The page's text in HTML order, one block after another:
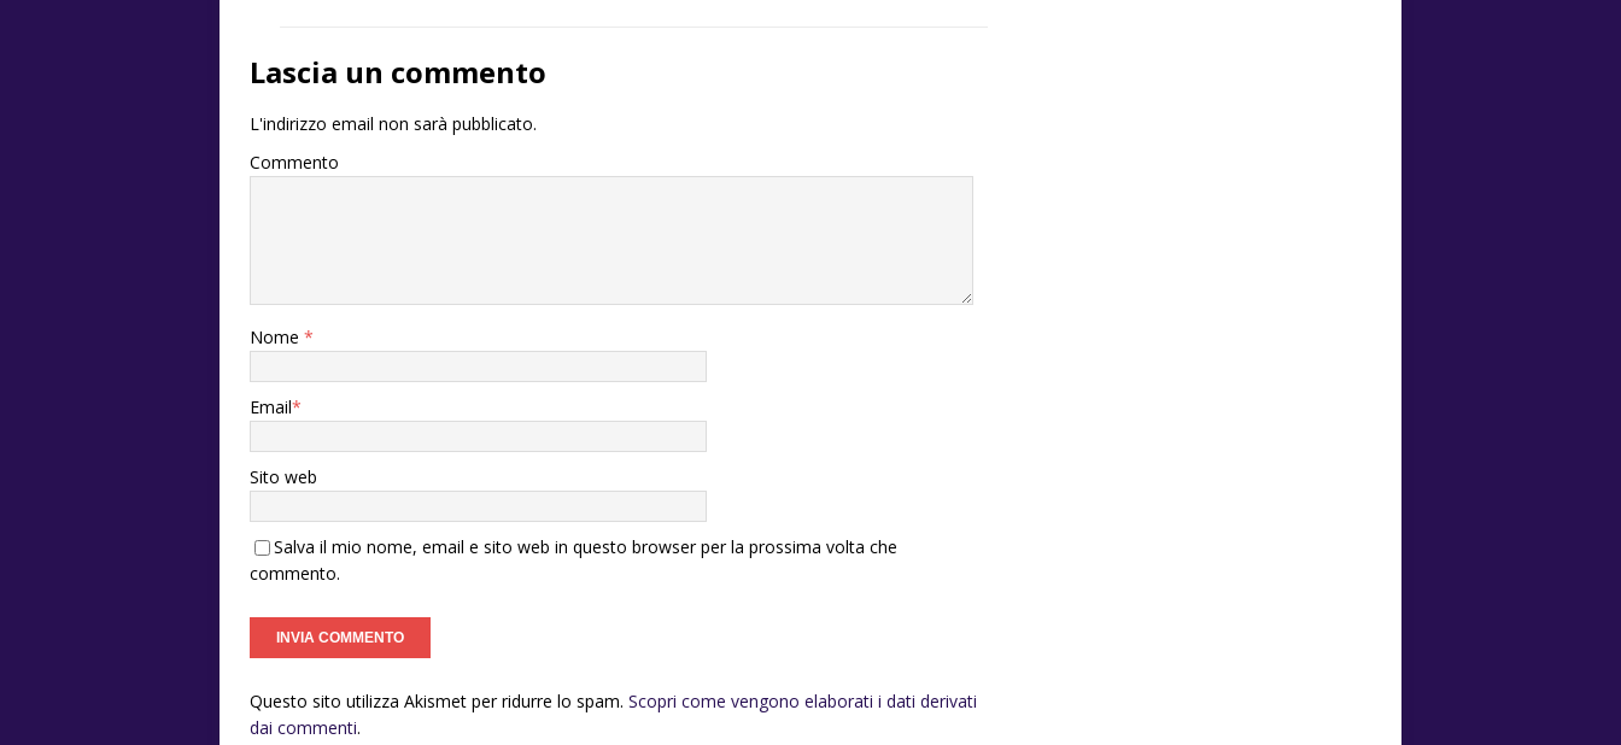
Lascia un commento
L'indirizzo email non sarà pubblicato.
Commento
Nome *
Email*
Sito web
Salva il mio nome, email e sito web in questo browser per la prossima volta che
commento.
Questo sito utilizza Akismet per ridurre lo spam. Scopri come vengono elaborati i dati derivati
dai commenti.